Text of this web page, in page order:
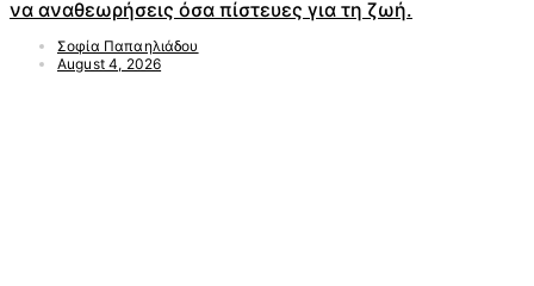
να αναθεωρήσεις όσα πίστευες για τη ζωή.
Σοφία Παπαηλιάδου
August 4, 2026